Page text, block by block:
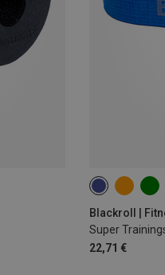
Blackroll |
Super
22,71 €